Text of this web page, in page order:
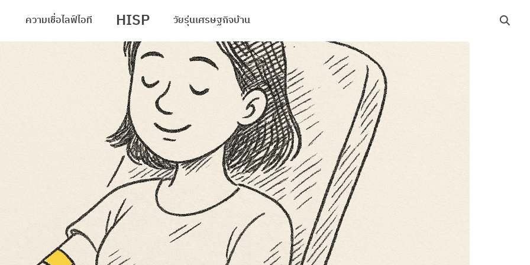
ความเชื่อไลฟ์ไอที HISP วัยรุ่นเศรษฐกิจบ้าน